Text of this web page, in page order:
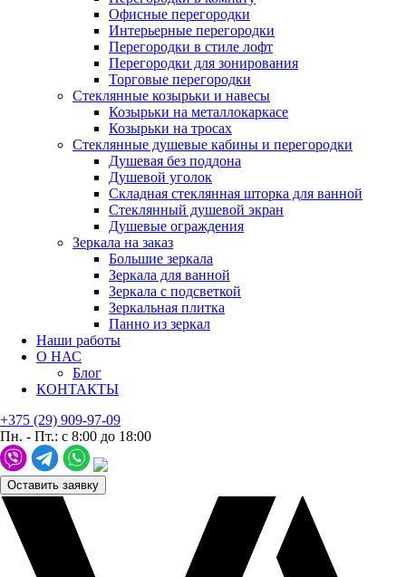
Офисные перегородки
Интерьерные перегородки
Перегородки в стиле лофт
Перегородки для зонирования
Торговые перегородки
Стеклянные козырьки и навесы
Козырьки на металлокаркасе
Козырьки на тросах
Стеклянные душевые кабины и перегородки
Душевая без поддона
Душевой уголок
Складная стеклянная шторка для ванной
Стеклянный душевой экран
Душевые ограждения
Зеркала на заказ
Большие зеркала
Зеркала для ванной
Зеркала с подсветкой
Зеркальная плитка
Панно из зеркал
Наши работы
О НАС
Блог
КОНТАКТЫ
+375 (29) 909-97-09
Пн. - Пт.: с 8:00 до 18:00
Оставить заявку